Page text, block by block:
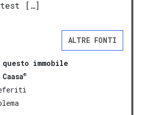
[…]
ALTRE FONTI
questo immobile
®